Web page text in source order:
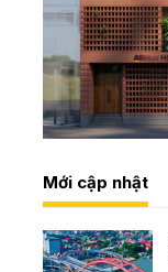
Mới cập nhật